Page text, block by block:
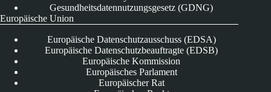
Gesundheitsdatennutzungsgesetz (GDNG)
Europäische Union
Europäische Datenschutzausschuss (EDSA)
Europäische Datenschutzbeauftragte (EDSB)
Europäische Kommission
Europäisches Parlament
Europäischer Rat